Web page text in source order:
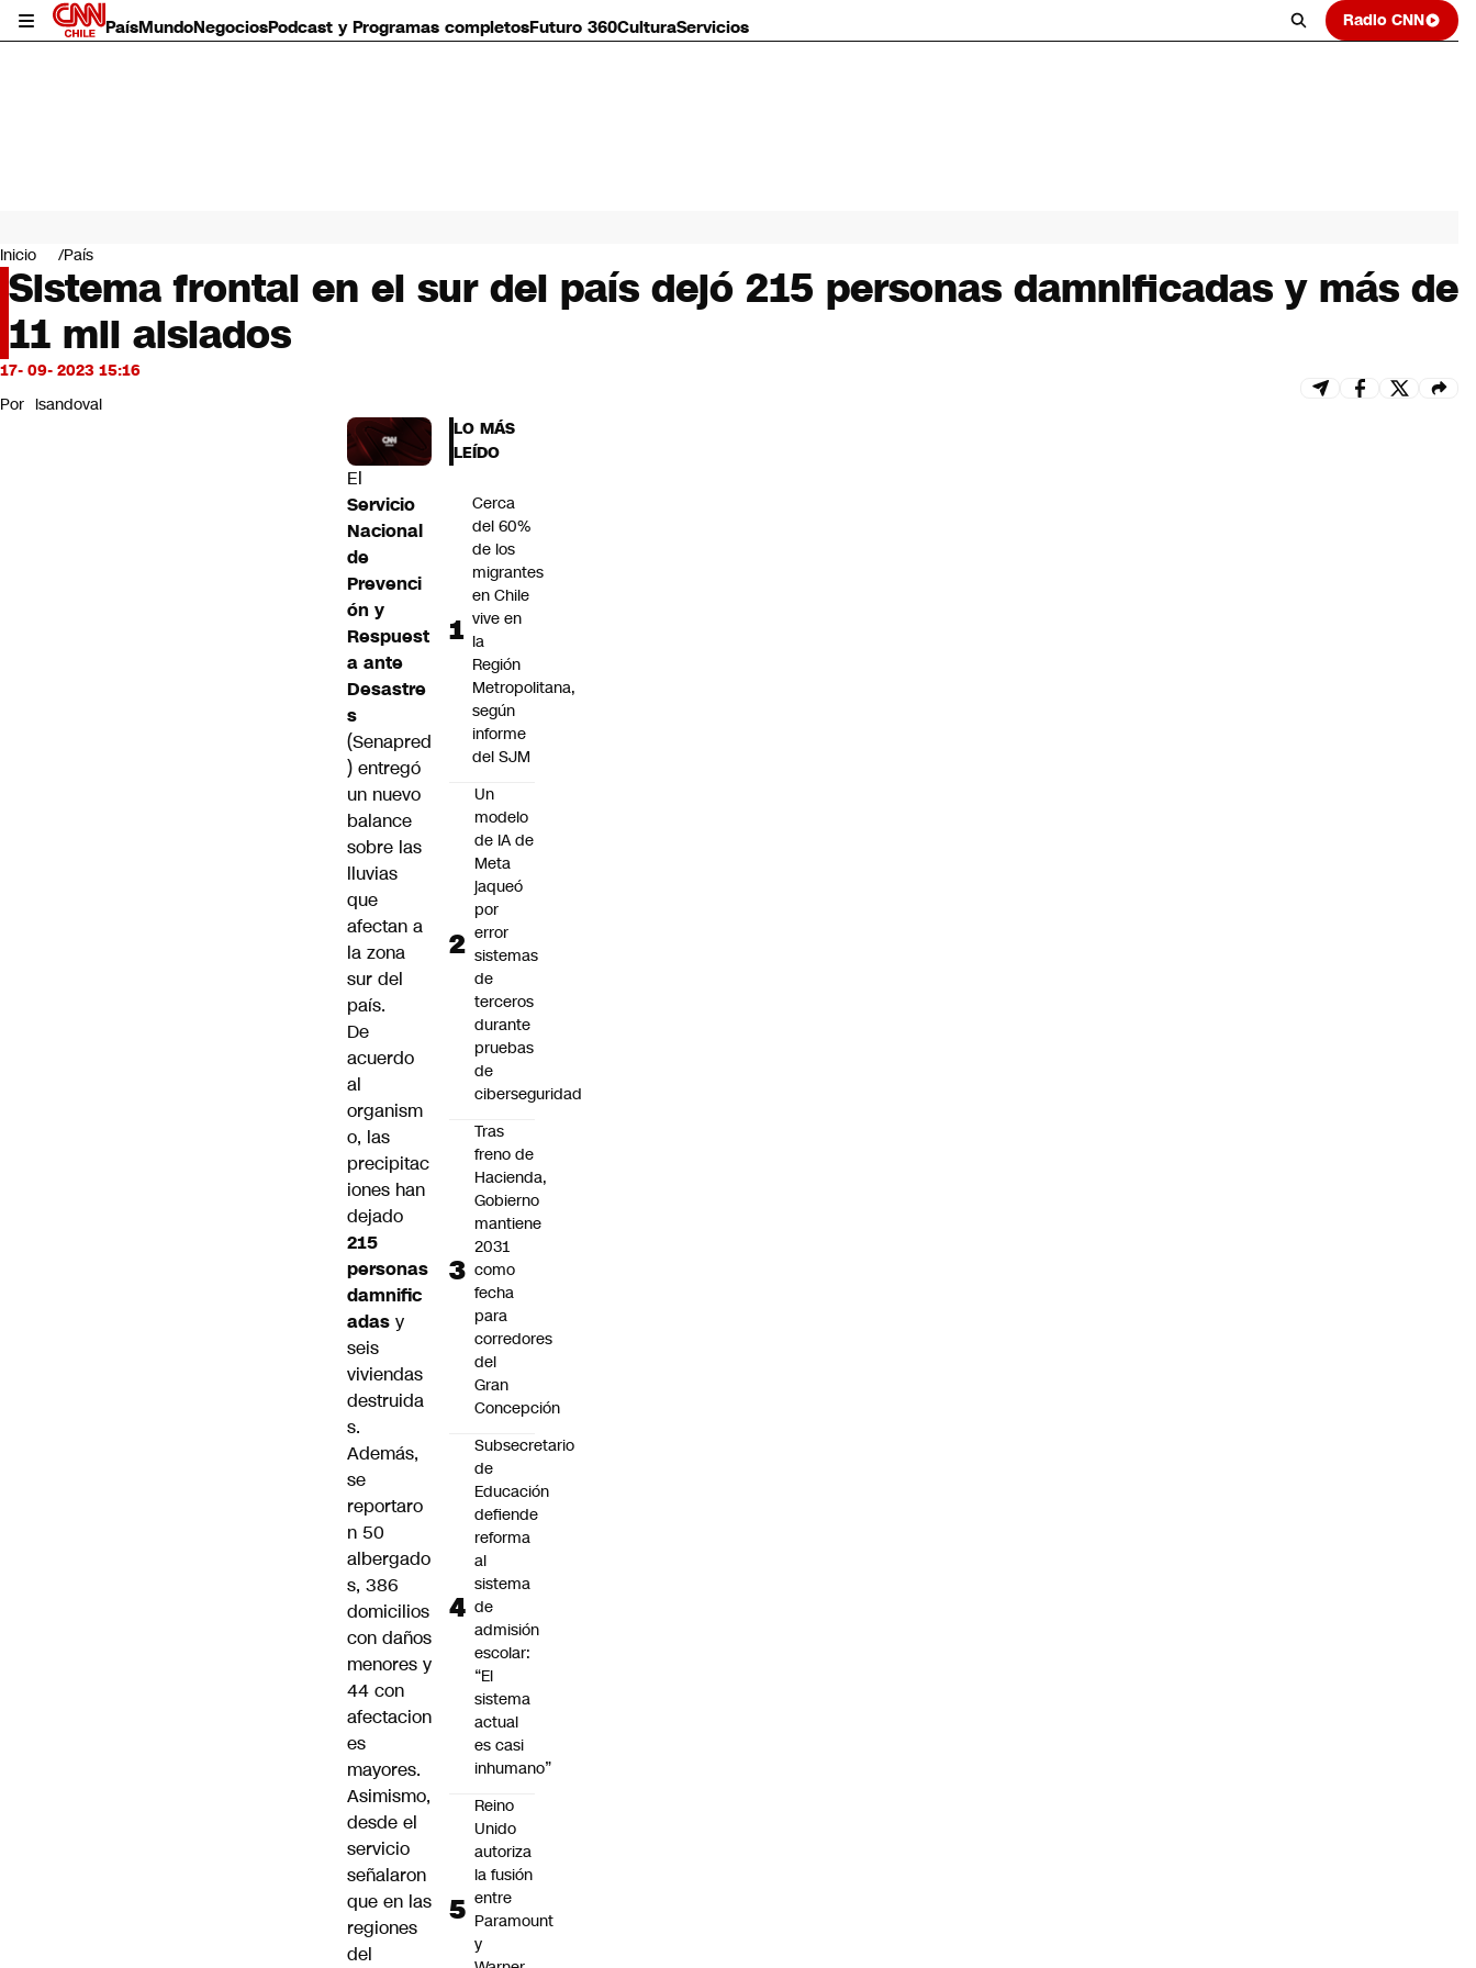
PaísMundoNegociosPodcast y Programas completosFuturo 360CulturaServicios Radio CNN
Mundo
Negocios
Deportes
Programas completos
Cultura
Servicios
Bits
CNN Data
Inicio País
Sistema frontal en el sur del país dejó 215 personas damnificadas y más de
11 mil aislados
17- 09- 2023 15:16
Por lsandoval
El
Servicio
Nacional
de
Prevenci
ón y
Respuest
a ante
Desastre
s
(Senapred
) entregó
un nuevo
balance
sobre las
lluvias
que
afectan a
la zona
sur del
país.
De
acuerdo
al
organism
o, las
precipitac
iones han
dejado
215
personas
damnific
adas y
seis
viviendas
destruida
s.
Además,
se
reportaro
n 50
albergado
s, 386
domicilios
con daños
menores y
44 con
afectacion
es
mayores.
Asimismo,
desde el
servicio
señalaron
que en las
regiones
del
LO MÁS
LEÍDO
Cerca
del 60%
de los
migrantes
en Chile
vive en
la
Región
Metropolitana,
según
informe
del SJM
Un
modelo
de IA de
Meta
jaqueó
por
error
sistemas
de
terceros
durante
pruebas
de
ciberseguridad
Tras
freno de
Hacienda,
Gobierno
mantiene
2031
como
fecha
para
corredores
del
Gran
Concepción
Subsecretario
de
Educación
defiende
reforma
al
sistema
de
admisión
escolar:
“El
sistema
actual
es casi
inhumano”
Reino
Unido
autoriza
la fusión
entre
Paramount
y